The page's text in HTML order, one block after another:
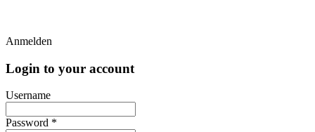
Anmelden
Login to your account
Username
Password *